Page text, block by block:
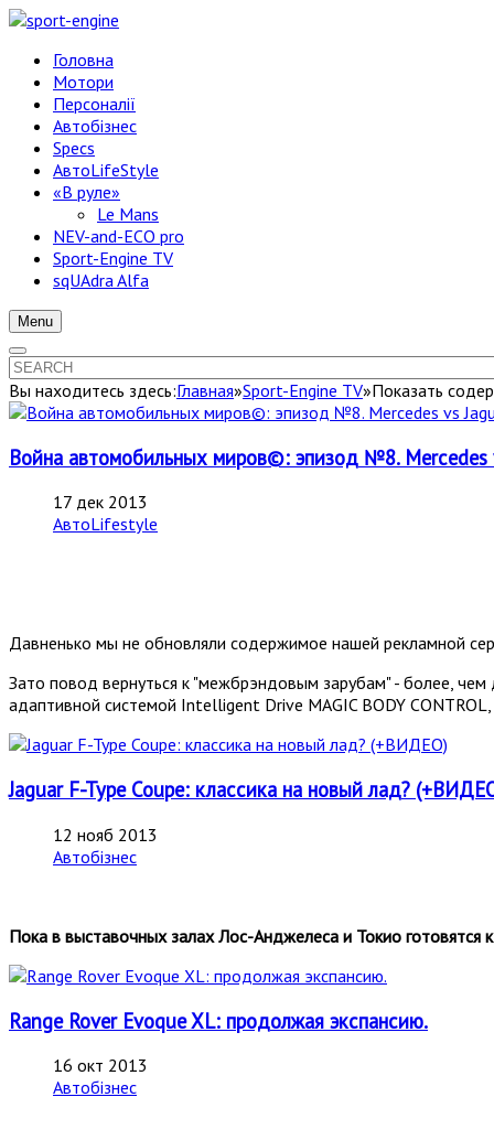
Головна
Мотори
Персоналії
Автобізнес
Specs
АвтоLifeStyle
«В руле»
Le Mans
NEV-and-ECO pro
Sport-Engine TV
sqUAdra Alfa
Menu
Вы находитесь здесь:Главная»Sport-Engine TV»Показать
Война автомобильных миров©: эпизод №8.
17 дек 2013
АвтоLifestyle
Давненько мы не обновляли содержимое нашей рекламной
Зато повод вернуться к "межбрэндовым зарубам" - более,
адаптивной системой Intelligent Drive MAGIC BODY
Jaguar F-Type Coupe: классика на новый лад?
12 нояб 2013
Автобізнес
Пока в выставочных залах Лос-Анджелеса и Токио
Range Rover Evoque XL: продолжая экспансию.
16 окт 2013
Автобізнес